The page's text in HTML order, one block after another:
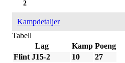
2
Kampdetaljer
Tabell
Lag
Kamp Poeng
Flint J15-2
10
27